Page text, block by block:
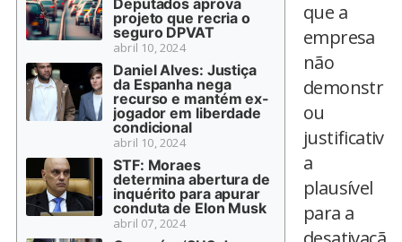
Deputados aprova
projeto que recria o
seguro DPVAT
abril 10, 2024
Daniel Alves: Justiça
da Espanha nega
recurso e mantém ex-
jogador em liberdade
condicional
abril 10, 2024
STF: Moraes
determina abertura de
inquérito para apurar
conduta de Elon Musk
abril 07, 2024
que a
empresa
não
demonstr
ou
justificativ
a
plausível
para a